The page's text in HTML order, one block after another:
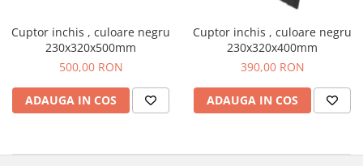
Mortar & chit pentru grătar
Cuptor inchis , culoare negru
230x320x500mm
500,00 RON
ADAUGA IN COS
Cuptor inchis , culoare negru
230x320x400mm
390,00 RON
ADAUGA IN COS